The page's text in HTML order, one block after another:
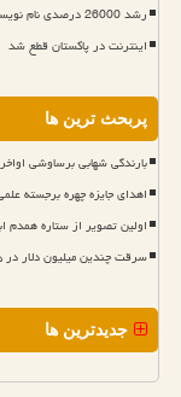
رشد 26000 درصدی نام نویسی VPN
اینترنت در پاکستان قطع شد
پربحث ترین ها
بارندگی شهابی برساوشی
اهدای جایزه چهره برجسته
اولین تصویر از ستاره همدم
سرقت چندین میلیون دلار در ۲۵ دقیقه
جدیدترین ها